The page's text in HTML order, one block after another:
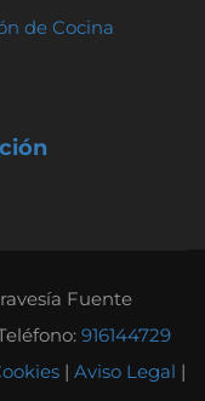
de Cocina
Fuente
916144729
| Aviso Legal |